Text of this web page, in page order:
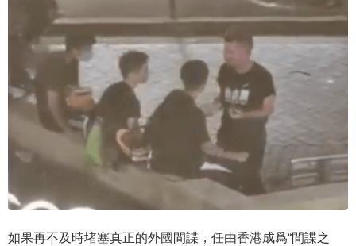
如果再不及時堵塞真正的外國間諜，任由香港成爲“間諜之